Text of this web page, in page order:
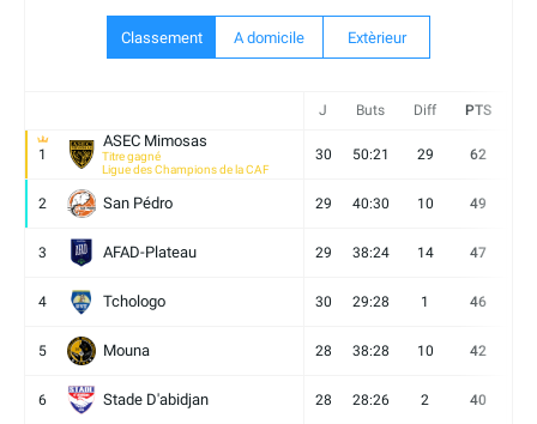
Classement A domicile Extèrieur
J Buts Diff PTS
1
ASEC Mimosas
Titre gagné
Ligue des Champions de la CAF
30 50:21 29 62
2 San Pédro 29 40:30 10 49
3 AFAD-Plateau 29 38:24 14 47
4 Tchologo 30 29:28 1 46
5 Mouna 28 38:28 10 42
6 Stade D'abidjan 28 28:26 2 40